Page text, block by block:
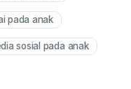
pada anak
sosial pada anak